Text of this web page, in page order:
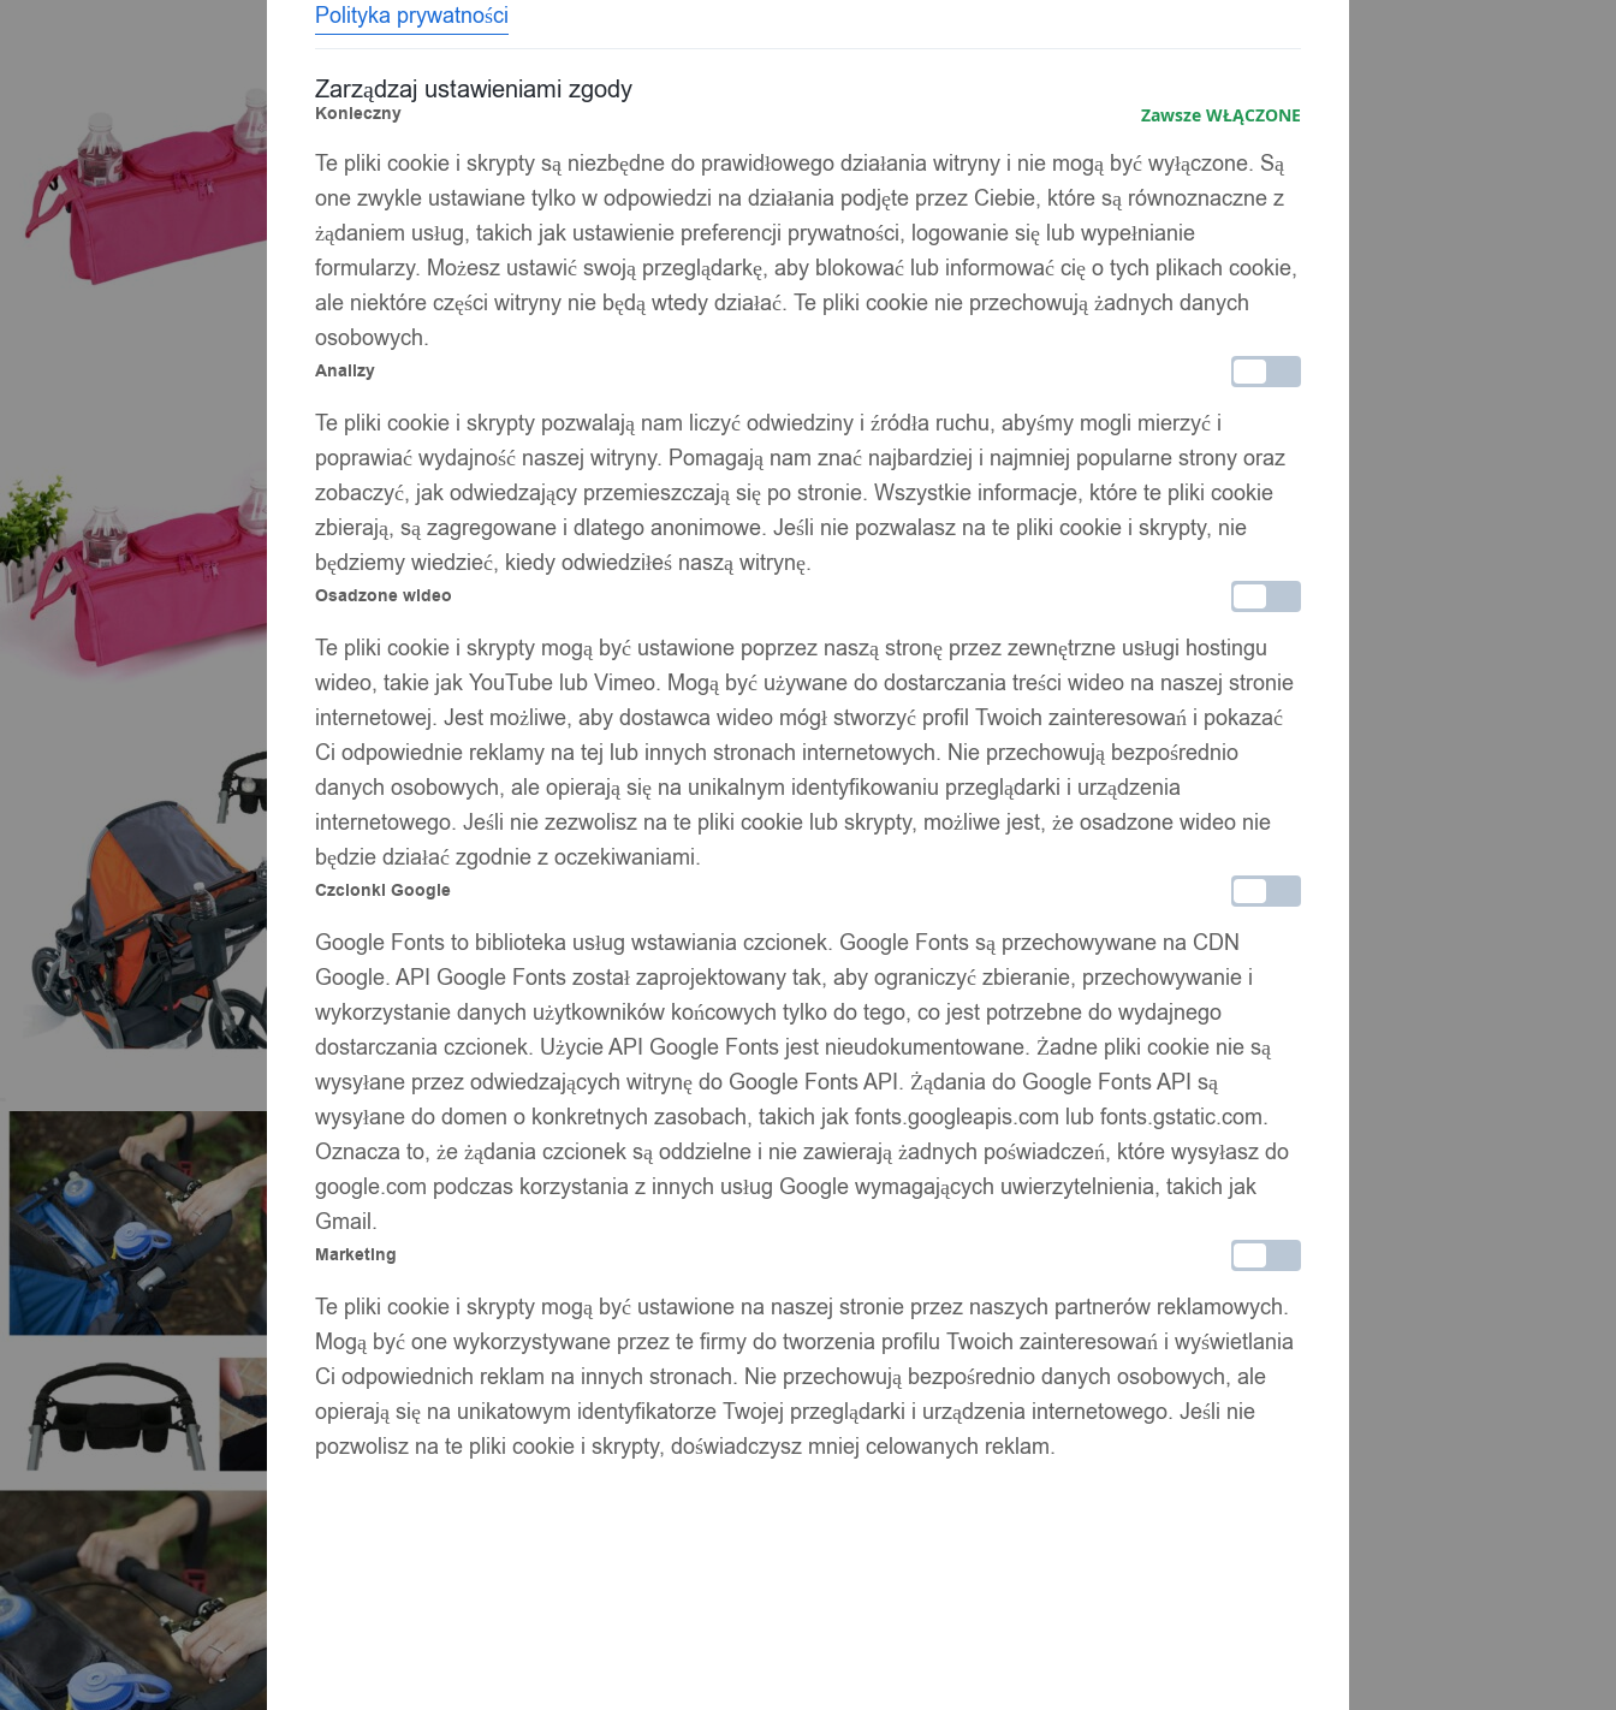
Polityka prywatności
Zarządzaj ustawieniami zgody
Konieczny Zawsze WŁĄCZONE
Te pliki cookie i skrypty są niezbędne do prawidłowego działania witryny i nie mogą być wyłączone. Są
one zwykle ustawiane tylko w odpowiedzi na działania podjęte przez Ciebie, które są równoznaczne z
żądaniem usług, takich jak ustawienie preferencji prywatności, logowanie się lub wypełnianie
formularzy. Możesz ustawić swoją przeglądarkę, aby blokować lub informować cię o tych plikach cookie,
ale niektóre części witryny nie będą wtedy działać. Te pliki cookie nie przechowują żadnych danych
osobowych.
Analizy
Te pliki cookie i skrypty pozwalają nam liczyć odwiedziny i źródła ruchu, abyśmy mogli mierzyć i
poprawiać wydajność naszej witryny. Pomagają nam znać najbardziej i najmniej popularne strony oraz
zobaczyć, jak odwiedzający przemieszczają się po stronie. Wszystkie informacje, które te pliki cookie
zbierają, są zagregowane i dlatego anonimowe. Jeśli nie pozwalasz na te pliki cookie i skrypty, nie
będziemy wiedzieć, kiedy odwiedziłeś naszą witrynę.
Osadzone wideo
Te pliki cookie i skrypty mogą być ustawione poprzez naszą stronę przez zewnętrzne usługi hostingu
wideo, takie jak YouTube lub Vimeo. Mogą być używane do dostarczania treści wideo na naszej stronie
internetowej. Jest możliwe, aby dostawca wideo mógł stworzyć profil Twoich zainteresowań i pokazać
Ci odpowiednie reklamy na tej lub innych stronach internetowych. Nie przechowują bezpośrednio
danych osobowych, ale opierają się na unikalnym identyfikowaniu przeglądarki i urządzenia
internetowego. Jeśli nie zezwolisz na te pliki cookie lub skrypty, możliwe jest, że osadzone wideo nie
będzie działać zgodnie z oczekiwaniami.
Czcionki Google
Google Fonts to biblioteka usług wstawiania czcionek. Google Fonts są przechowywane na CDN
Google. API Google Fonts został zaprojektowany tak, aby ograniczyć zbieranie, przechowywanie i
wykorzystanie danych użytkowników końcowych tylko do tego, co jest potrzebne do wydajnego
dostarczania czcionek. Użycie API Google Fonts jest nieudokumentowane. Żadne pliki cookie nie są
wysyłane przez odwiedzających witrynę do Google Fonts API. Żądania do Google Fonts API są
wysyłane do domen o konkretnych zasobach, takich jak fonts.googleapis.com lub fonts.gstatic.com.
Oznacza to, że żądania czcionek są oddzielne i nie zawierają żadnych poświadczeń, które wysyłasz do
google.com podczas korzystania z innych usług Google wymagających uwierzytelnienia, takich jak
Gmail.
Marketing
Te pliki cookie i skrypty mogą być ustawione na naszej stronie przez naszych partnerów reklamowych.
Mogą być one wykorzystywane przez te firmy do tworzenia profilu Twoich zainteresowań i wyświetlania
Ci odpowiednich reklam na innych stronach. Nie przechowują bezpośrednio danych osobowych, ale
opierają się na unikatowym identyfikatorze Twojej przeglądarki i urządzenia internetowego. Jeśli nie
pozwolisz na te pliki cookie i skrypty, doświadczysz mniej celowanych reklam.